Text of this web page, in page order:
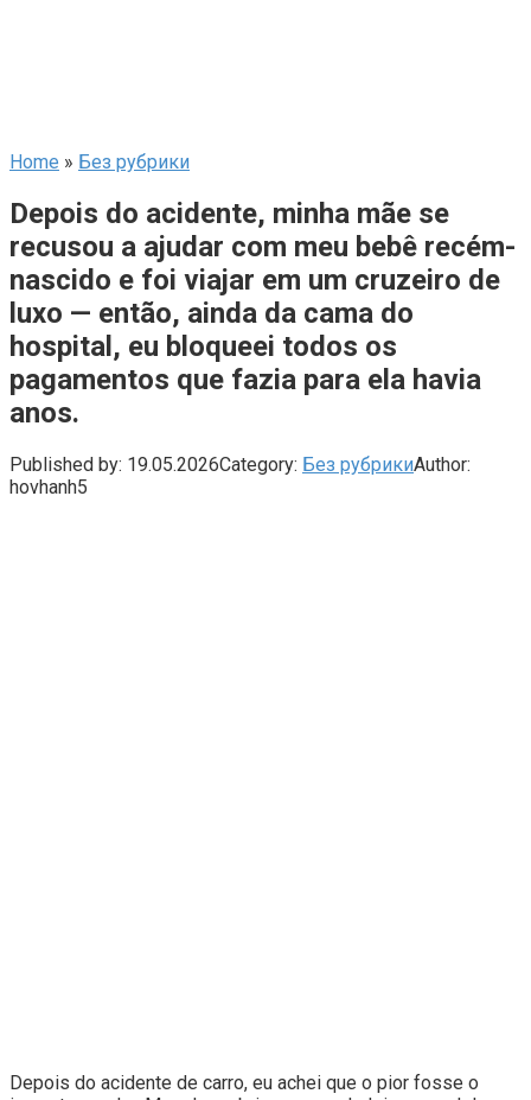
Home » Без рубрики
Depois do acidente, minha mãe se
recusou a ajudar com meu bebê recém-
nascido e foi viajar em um cruzeiro de
luxo — então, ainda da cama do
hospital, eu bloqueei todos os
pagamentos que fazia para ela havia
anos.
Published by: 19.05.2026Category: Без рубрикиAuthor:
hovhanh5
Depois do acidente de carro, eu achei que o pior fosse o